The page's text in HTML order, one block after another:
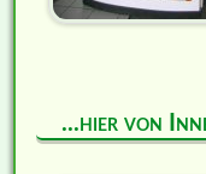
...hier von